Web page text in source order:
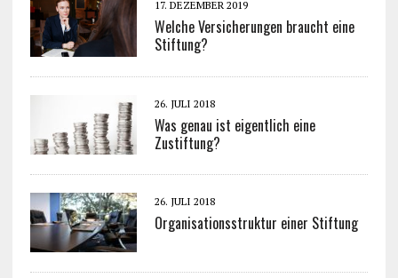
17. DEZEMBER 2019
Welche Versicherungen braucht eine
Stiftung?
26. JULI 2018
Was genau ist eigentlich eine
Zustiftung?
26. JULI 2018
Organisationsstruktur einer Stiftung